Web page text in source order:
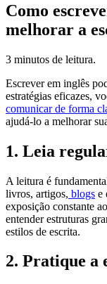
Como
melhorar a
3 minutos de leitura.
Escrever em inglês
estratégias eficazes,
comunicar de forma
ajudá-lo a melhorar
1. Leia
A leitura é
livros, artigos, blogs e
exposição constante
entender estruturas
estilos de escrita.
2. Pratique a